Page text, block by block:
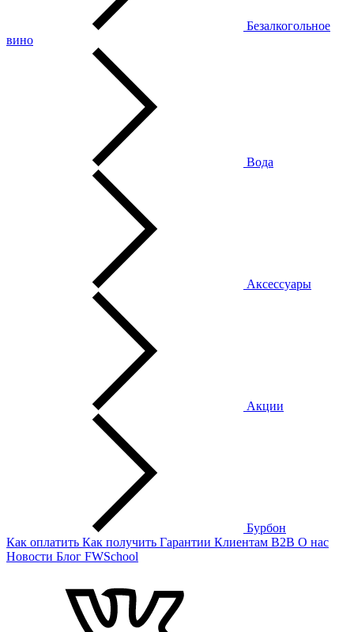
Безалкогольное
вино
Вода
Аксессуары
Акции
Бурбон
Как оплатить Как получить Гарантии Клиентам B2B О нас
Новости Блог FWSchool